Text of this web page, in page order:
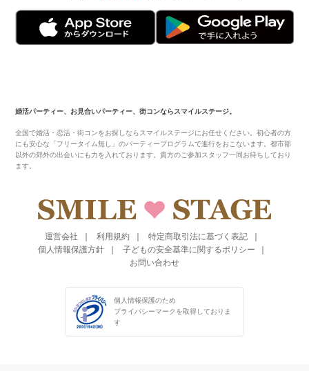
婚活パーティー、お見合いパーティー、街コンならスマイルステージ。
全国で婚活・恋活・街コンをお探しならスマイルステージにお任せください。初心者の方
にも安心な「フリータイム無し」のパーティープログラムで進行をおこないます。都市部
以外の郊外の出会いにも力を入れております。貴方のご参加スタッフ一同お待ちしており
ます。
運営会社 利用規約
特定商取引法に基づく表記
個人情報保護方針
子どもの安全基準に関するポリシー
お問い合わせ
個人情報保護のため
プライバシーマークを取得しておりま
す